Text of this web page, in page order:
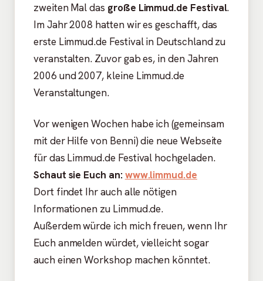
zweiten Mal das große Limmud.de Festival.
Im Jahr 2008 hatten wir es geschafft, das
erste Limmud.de Festival in Deutschland zu
veranstalten. Zuvor gab es, in den Jahren
2006 und 2007, kleine Limmud.de
Veranstaltungen.
Vor wenigen Wochen habe ich (gemeinsam
mit der Hilfe von Benni) die neue Webseite
für das Limmud.de Festival hochgeladen.
Schaut sie Euch an:www.limmud.de
Dort findet Ihr auch alle nötigen
Informationen zu Limmud.de.
Außerdem würde ich mich freuen, wenn Ihr
Euch anmelden würdet, vielleicht sogar
auch einen Workshop machen könntet.